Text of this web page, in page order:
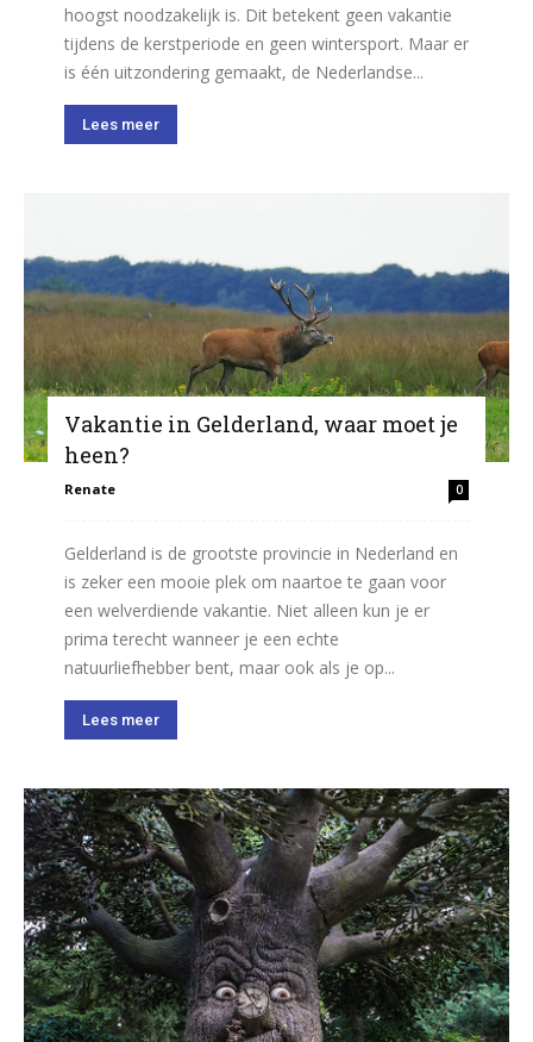
hoogst noodzakelijk is. Dit betekent geen vakantie
tijdens de kerstperiode en geen wintersport. Maar er
is één uitzondering gemaakt, de Nederlandse...
Lees meer
Vakantie in Gelderland, waar moet je
heen?
Renate 0
Gelderland is de grootste provincie in Nederland en
is zeker een mooie plek om naartoe te gaan voor
een welverdiende vakantie. Niet alleen kun je er
prima terecht wanneer je een echte
natuurliefhebber bent, maar ook als je op...
Lees meer